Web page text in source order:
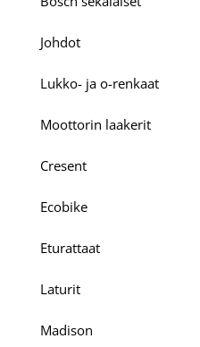
Johdot
Lukko- ja o-renkaat
Moottorin laakerit
Cresent
Ecobike
Eturattaat
Laturit
Madison